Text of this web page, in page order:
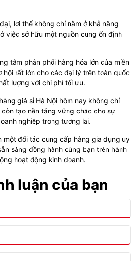
lợi thế không chỉ nằm ở khả năng
việc sở hữu một nguồn cung ổn định
tâm phân phối hàng hóa lớn của miền
hội rất lớn cho các đại lý trên toàn quốc
lượng với chi phí tối ưu.
giá sỉ Hà Nội hôm nay không chỉ
tạo nền tảng vững chắc cho sự
nghiệp trong tương lai.
một đối tác cung cấp hàng gia dụng uy
sàng đồng hành cùng bạn trên hành
hoạt động kinh doanh.
luận của bạn